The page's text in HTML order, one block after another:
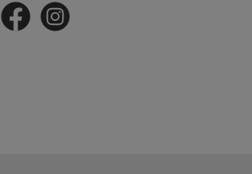
FacebookInstagram